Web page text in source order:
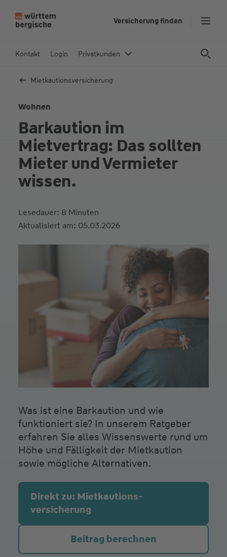
In
Versicherung finden
Kontakt Login Privatkunden
Mietkautions­versicherung
Wohnen
Barkaution im
Mietvertrag: Das sollten
Mieter und Vermieter
wissen.
Lesedauer: 8 Minuten
Aktualisiert am: 05.03.2026
Was ist eine Barkaution und wie
funktioniert sie? In unserem Ratgeber
erfahren Sie alles Wissenswerte rund um
Höhe und Fälligkeit der Mietkaution
sowie mögliche Alternativen.
Direkt zu: Mietkautions­
versicherung
Beitrag berechnen